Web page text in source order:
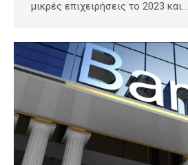
μικρές επιχειρήσεις το 2023 και…